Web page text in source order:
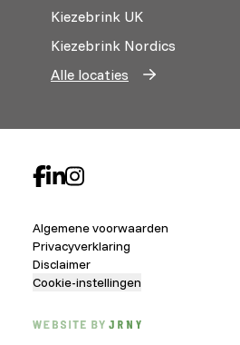
Kiezebrink UK
Kiezebrink Nordics
Alle locaties
Algemene voorwaarden
Privacyverklaring
Disclaimer
Cookie-instellingen